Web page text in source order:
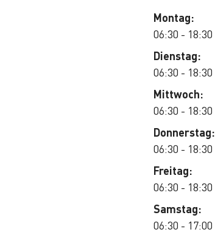
Montag:
06:30 - 18:30
Dienstag:
06:30 - 18:30
Mittwoch:
06:30 - 18:30
Donnerstag:
06:30 - 18:30
Freitag:
06:30 - 18:30
Samstag:
06:30 - 17:00